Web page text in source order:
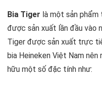
Bia Tiger là một sản phẩm
được sản xuất lần đầu vào
Tiger được sản xuất trực
bia Heineken Việt Nam
hữu một số đặc tính như: